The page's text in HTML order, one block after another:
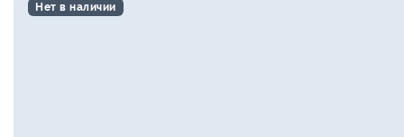
Нет в наличии